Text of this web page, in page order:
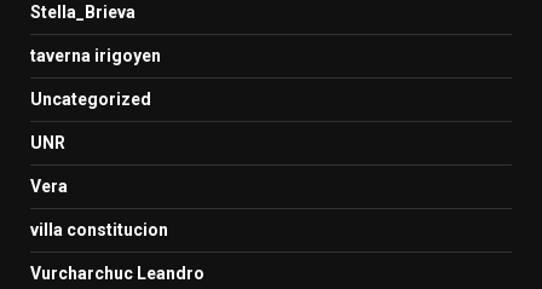
Stella_Brieva
taverna irigoyen
Uncategorized
UNR
Vera
villa constitucion
Vurcharchuc Leandro